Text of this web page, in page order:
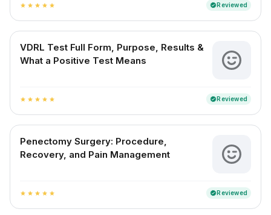
star star star star star verifiedReviewed
VDRL Test Full Form, Purpose, Results &
What a Positive Test Means
star star star star star verifiedReviewed
Penectomy Surgery: Procedure,
Recovery, and Pain Management
star star star star star verifiedReviewed